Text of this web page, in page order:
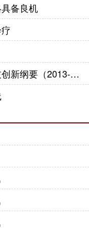
备良机
中医预防保健（治未病）服务科技创新纲要（2013-2020年）